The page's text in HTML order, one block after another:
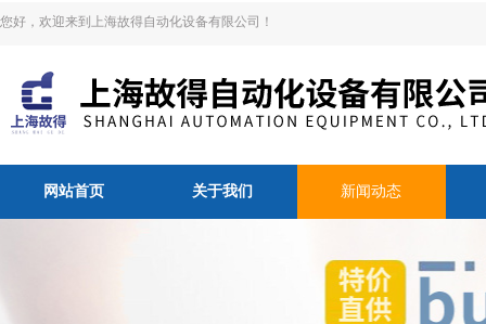
您好，欢迎来到上海故得自动化设备有限公司！
网站首页 关于我们 新闻动态